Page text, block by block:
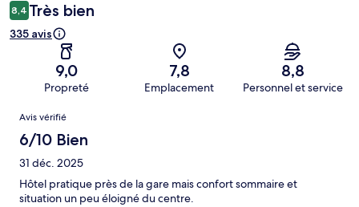
8,4 Très bien
335 avis
9,0
Propreté
7,8
Emplacement
8,8
Personnel et service
Avis
Avis vérifié
6/10 Bien
31 déc. 2025
Hôtel pratique près de la gare mais confort sommaire et
situation un peu éloigné du centre.